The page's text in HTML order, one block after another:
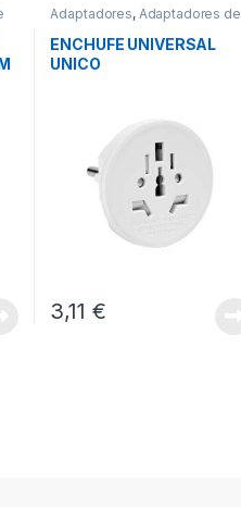
Adaptadores, Adaptadores de
Corriente
Conectividad
ENCHUFE UNIVERSAL
UNICO
3,11 €